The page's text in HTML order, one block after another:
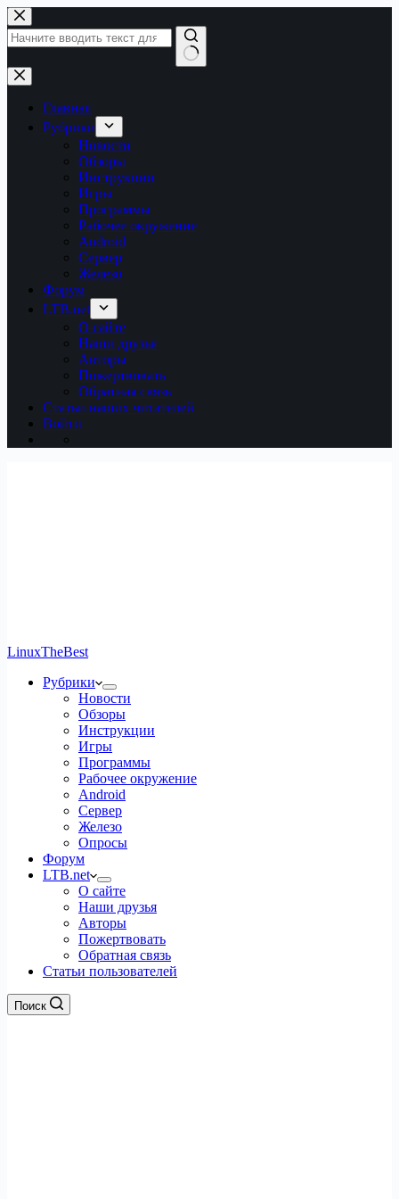
Перейти
к
сути
Ничего
не
найденоГлавная
Рубрики
Новости
Обзоры
Инструкции
Игры
Программы
Рабочее окружение
Android
Сервер
Железо
Форум
LTB.net
О сайте
Наши друзья
Авторы
Пожертвовать
Обратная связь
Статьи наших читателей
Войти
LinuxTheBest
Рубрики
Новости
Обзоры
Инструкции
Игры
Программы
Рабочее окружение
Android
Сервер
Железо
Опросы
Форум
LTB.net
О сайте
Наши друзья
Авторы
Пожертвовать
Обратная связь
Статьи пользователей
Поиск